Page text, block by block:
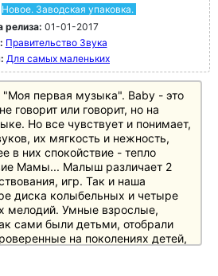
Новое. Заводская упаковка.
релиза: 01-01-2017
Правительство Звука
Для самых маленьких
первая музыка". Baby - это
говорит или говорит, но на
Но все чувствует и понимает,
их мягкость и нежность,
в них спокойствие - тепло
Мамы... Малыш различает 2
игр. Так и наша
диска колыбельных и четыре
мелодий. Умные взрослые,
сами были детьми, отобрали
на поколениях детей,
эти напевы, как